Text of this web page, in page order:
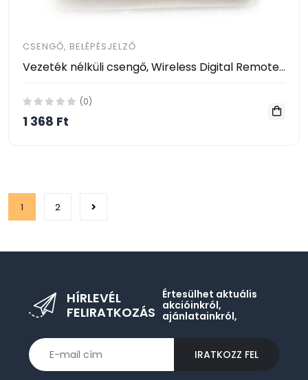
CSENGŐ, BELÉPÉSJELZŐ
Vezeték nélküli csengő, Wireless Digital Remote Control Doorbell
(0)
1 368 Ft
1 2
HÍRLEVÉL
FELIRATKOZÁS
Értesülhet aktuális
akcióinkról,
ajánlatainkról,
IRATKOZZ FEL